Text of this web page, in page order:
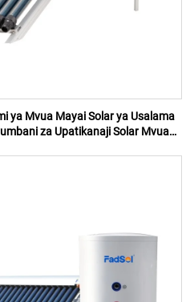
ya Mvua Mayai Solar ya Usalama
za Upatikanaji Solar Mvua